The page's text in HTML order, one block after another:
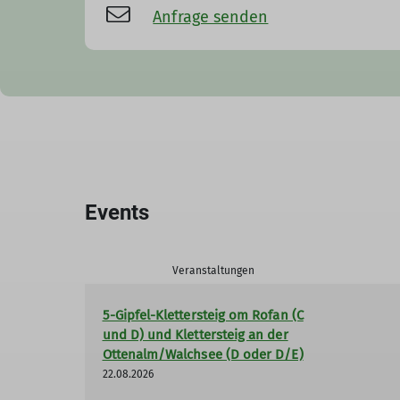
Anfrage senden
Events
Veranstaltungen
5-Gipfel-Klettersteig om Rofan (C
und D) und Klettersteig an der
Ottenalm/Walchsee (D oder D/E)
22.08.2026